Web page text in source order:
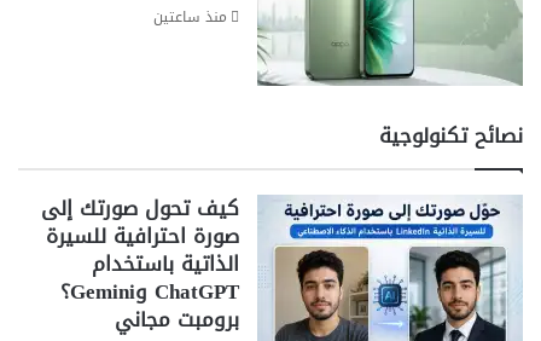
منذ ساعتين
نصائح تكنولوجية
كيف تحول صورتك إلى
صورة احترافية للسيرة
الذاتية باستخدام
ChatGPT وGemini؟
برومبت مجاني